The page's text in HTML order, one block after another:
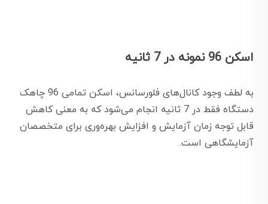
اسکن 96 نمونه در 7 ثانیه
به لطف وجود کانال‌های فلورسانس، اسکن تمامی 96 چاهک
دستگاه فقط در 7 ثانیه انجام می‌شود که به معنی کاهش
قابل توجه زمان آزمایش و افزایش بهره‌وری برای متخصصان
آزمایشگاهی است.